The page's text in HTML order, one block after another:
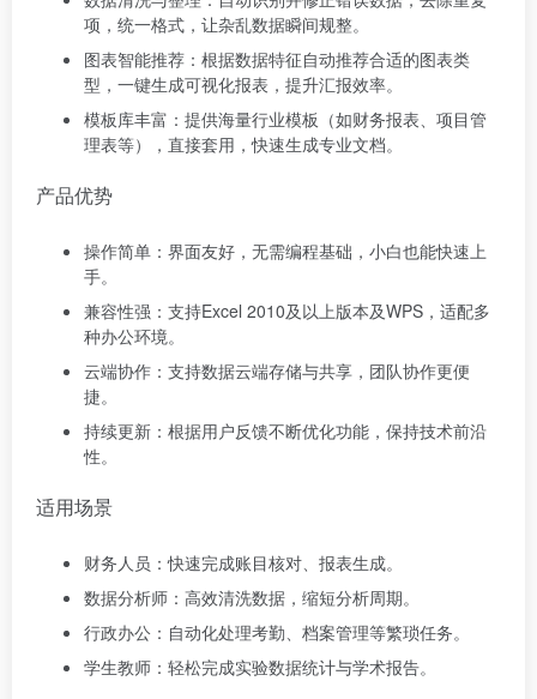
项，统一格式，让杂乱数据瞬间规整。
图表智能推荐：根据数据特征自动推荐合适的图表类
型，一键生成可视化报表，提升汇报效率。
模板库丰富：提供海量行业模板（如财务报表、项目管
理表等），直接套用，快速生成专业文档。
产品优势
操作简单：界面友好，无需编程基础，小白也能快速上
手。
兼容性强：支持Excel 2010及以上版本及WPS，适配多
种办公环境。
云端协作：支持数据云端存储与共享，团队协作更便
捷。
持续更新：根据用户反馈不断优化功能，保持技术前沿
性。
适用场景
财务人员：快速完成账目核对、报表生成。
数据分析师：高效清洗数据，缩短分析周期。
行政办公：自动化处理考勤、档案管理等繁琐任务。
学生教师：轻松完成实验数据统计与学术报告。